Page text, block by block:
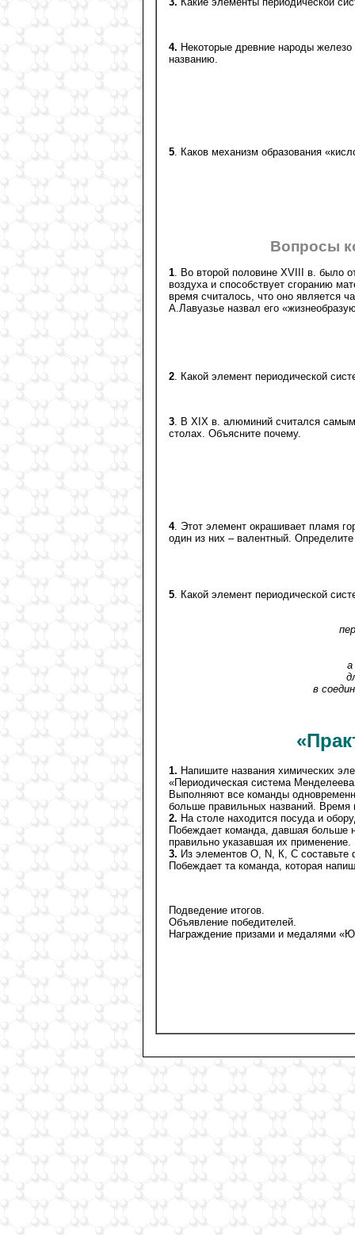
4. Некоторые древние народы
названию.
5 . Каков механизм образования
Вопросы
1 . Во второй половине XVIII в. было
воздуха и способствует сгоранию
время считалось, что оно является
А.Лавуазье назвал его
2. Какой элемент периодической
3. В XIX в. алюминий считался
столах. Объясните почему.
4. Этот элемент окрашивает пламя
один из них – валентный.
5. Какой элемент периодической
а
в
1. Напишите названия химических
«Периодическая система
Выполняют все команды
больше правильных названий. Время
2. На столе находится посуда и
Побеждает команда, давшая больше
правильно указавшая их
3. Из элементов О, N, К, С
Побеждает та команда, которая
Подведение итогов.
Объявление победителей.
Награждение призами и медалями